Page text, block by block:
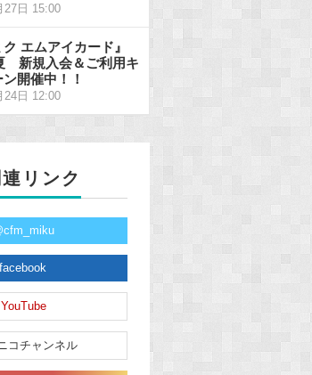
27日 15:00
ク エムアイカード』
新規入会＆ご利用キ
開催中！！
24日 12:00
リンク
YouTube
コチャンネル